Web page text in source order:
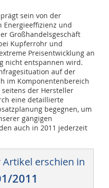
sein von der
Energieeffizienz und
Großhandelsgeschäft
Kupferrohr und
Preisentwicklung an
nicht entspannen wird.
auf der
im Komponentenbereich
der Hersteller
eine detaillierte
begegnen, um
gängigen
auch in 2011 jederzeit
Artikel erschien in
2011